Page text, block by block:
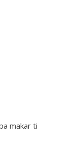
makar ti